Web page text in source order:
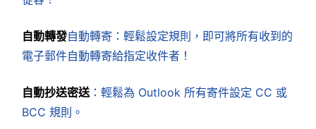
自動轉發自動轉寄：輕鬆設定規則，即可將所有收到的
電子郵件自動轉寄給指定收件者！
自動抄送密送：輕鬆為 Outlook 所有寄件設定 CC 或
BCC 規則。